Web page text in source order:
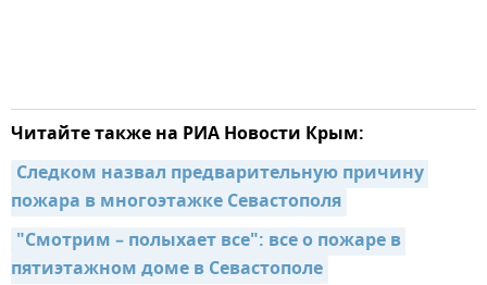
Читайте также на РИА Новости Крым:
Следком назвал предварительную причину
пожара в многоэтажке Севастополя
"Смотрим – полыхает все": все о пожаре в
пятиэтажном доме в Севастополе